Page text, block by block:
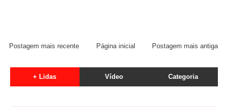
Postagem mais recente Postagem mais antiga
Página inicial
+ Lidas Vídeo Categoria